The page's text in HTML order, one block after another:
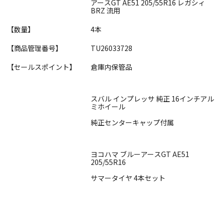
アースGT AE51 205/55R16 レガシィ
BRZ 流用
【数量】
4本
【商品管理番号】
TU26033728
【セールスポイント】
倉庫内保管品
スバル インプレッサ 純正 16インチアル
ミホイール
純正センターキャップ付属
ヨコハマ ブルーアースGT AE51
205/55R16
サマータイヤ 4本セット